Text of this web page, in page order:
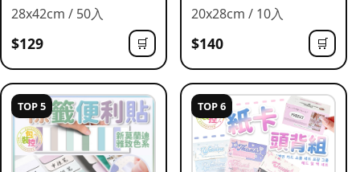
28x42cm / 50入
$129 🛒
20x28cm / 10入
$140 🛒
TOP 5 TOP 6